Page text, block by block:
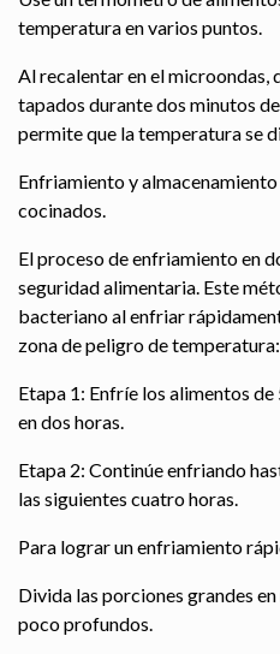
temperatura en varios puntos.
Al recalentar en el microondas,
tapados durante dos minutos
permite que la temperatura se
Enfriamiento y
cocinados.
El proceso de enfriamiento en
seguridad alimentaria. Este
bacteriano al enfriar
zona de peligro de temperatura:
Etapa 1: Enfríe los alimentos de
en dos horas.
Etapa 2: Continúe enfriando
las siguientes cuatro horas.
Para lograr un enfriamiento
Divida las porciones grandes
poco profundos.